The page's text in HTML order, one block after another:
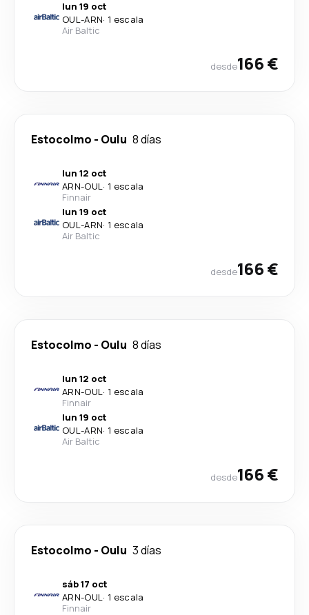
lun 19 oct
OUL-ARN· 1 escala
Air Baltic
desde166 €
Estocolmo - Oulu 8 días
lun 12 oct
ARN-OUL· 1 escala
Finnair
lun 19 oct
OUL-ARN· 1 escala
Air Baltic
desde166 €
Estocolmo - Oulu 8 días
lun 12 oct
ARN-OUL· 1 escala
Finnair
lun 19 oct
OUL-ARN· 1 escala
Air Baltic
desde166 €
Estocolmo - Oulu 3 días
sáb 17 oct
ARN-OUL· 1 escala
Finnair